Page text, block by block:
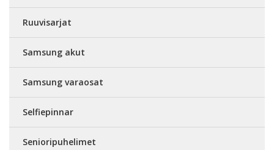
Ruuvisarjat
Samsung akut
Samsung varaosat
Selfiepinnar
Senioripuhelimet